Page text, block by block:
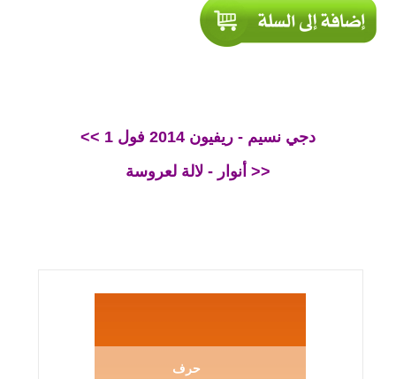
<< دجي نسيم - ريفيون 2014 فول 1
أنوار - لالة لعروسة >>
حرف